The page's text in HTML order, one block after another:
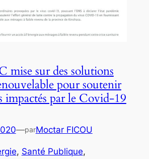
mise sur des solutions
pour soutenir
impactés par le Covid-19
—parMoctar FICOU
, Santé Publique